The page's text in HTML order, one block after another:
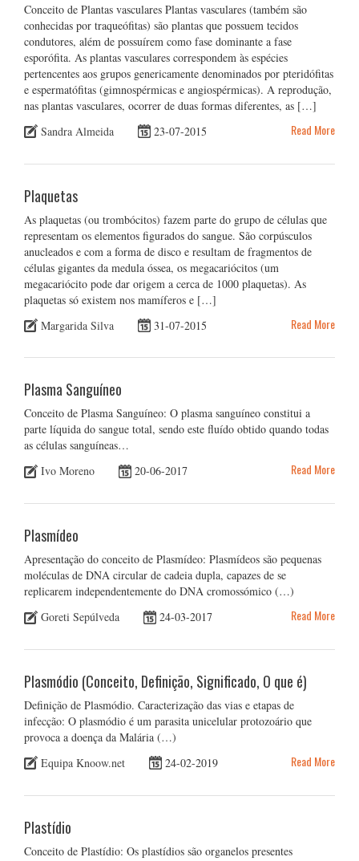
Conceito de Plantas vasculares Plantas vasculares (também são
conhecidas por traqueófitas) são plantas que possuem tecidos
condutores, além de possuírem como fase dominante a fase
esporófita. As plantas vasculares correspondem às espécies
pertencentes aos grupos genericamente denominados por pteridófitas
e espermatófitas (gimnospérmicas e angiospérmicas). A reprodução,
nas plantas vasculares, ocorrer de duas formas diferentes, as […]
Sandra Almeida
23-07-2015 Read More
Plaquetas
As plaquetas (ou trombócitos) fazem parte do grupo de células que
representam os elementos figurados do sangue. São corpúsculos
anucleados e com a forma de disco e resultam de fragmentos de
células gigantes da medula óssea, os megacariócitos (um
megacariócito pode dar origem a cerca de 1000 plaquetas). As
plaquetas só existem nos mamíferos e […]
Margarida Silva
31-07-2015 Read More
Plasma Sanguíneo
Conceito de Plasma Sanguíneo: O plasma sanguíneo constitui a
parte líquida do sangue total, sendo este fluído obtido quando todas
as células sanguíneas…
Ivo Moreno
20-06-2017 Read More
Plasmídeo
Apresentação do conceito de Plasmídeo: Plasmídeos são pequenas
moléculas de DNA circular de cadeia dupla, capazes de se
replicarem independentemente do DNA cromossómico (…)
Goreti Sepúlveda
24-03-2017 Read More
Plasmódio (Conceito, Definição, Significado, O que é)
Definição de Plasmódio. Caracterização das vias e etapas de
infecção: O plasmódio é um parasita unicelular protozoário que
provoca a doença da Malária (…)
Equipa Knoow.net
24-02-2019 Read More
Plastídio
Conceito de Plastídio: Os plastídios são organelos presentes